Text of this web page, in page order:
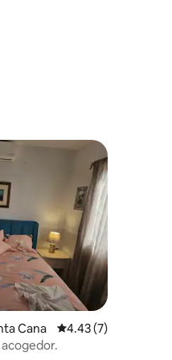
Cana Calificación
4.43 (7)